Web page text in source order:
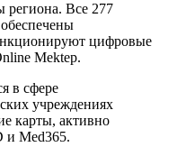
региона. Все 277
цифровые
Mektep.
в сфере
учреждениях
карты, активно
и Med365.